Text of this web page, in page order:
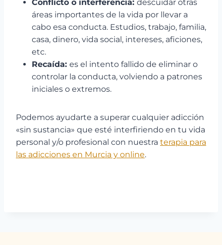
Conflicto o interferencia: descuidar otras
áreas importantes de la vida por llevar a
cabo esa conducta. Estudios, trabajo, familia,
casa, dinero, vida social, intereses, aficiones,
etc.
Recaída: es el intento fallido de eliminar o
controlar la conducta, volviendo a patrones
iniciales o extremos.
Podemos ayudarte a superar cualquier adicción
«sin sustancia» que esté interfiriendo en tu vida
personal y/o profesional con nuestra terapia para
las adicciones en Murcia y online.